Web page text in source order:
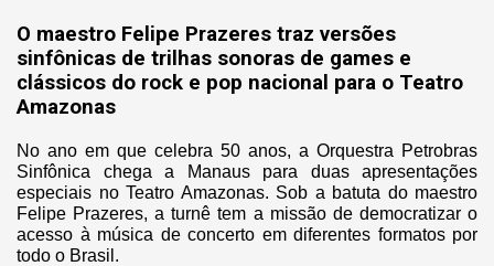
O maestro Felipe Prazeres traz versões
sinfônicas de trilhas sonoras de games e
clássicos do rock e pop nacional para o Teatro
Amazonas
No ano em que celebra 50 anos, a Orquestra Petrobras
Sinfônica chega a Manaus para duas apresentações
especiais no Teatro Amazonas. Sob a batuta do maestro
Felipe Prazeres, a turnê tem a missão de democratizar o
acesso à música de concerto em diferentes formatos por
todo o Brasil.